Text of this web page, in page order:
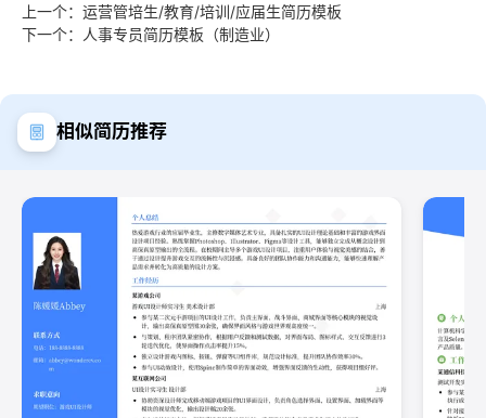
上一个：运营管培生/教育/培训/应届生简历模板
下一个：人事专员简历模板（制造业）
相似简历推荐